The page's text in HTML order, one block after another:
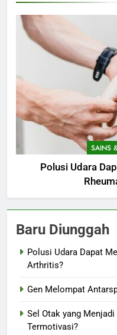
SAINS
Polusi Udara
Baru Diunggah
Polusi Udara Dapat
Arthritis?
Gen Melompat
Sel Otak yang
Termotivasi?